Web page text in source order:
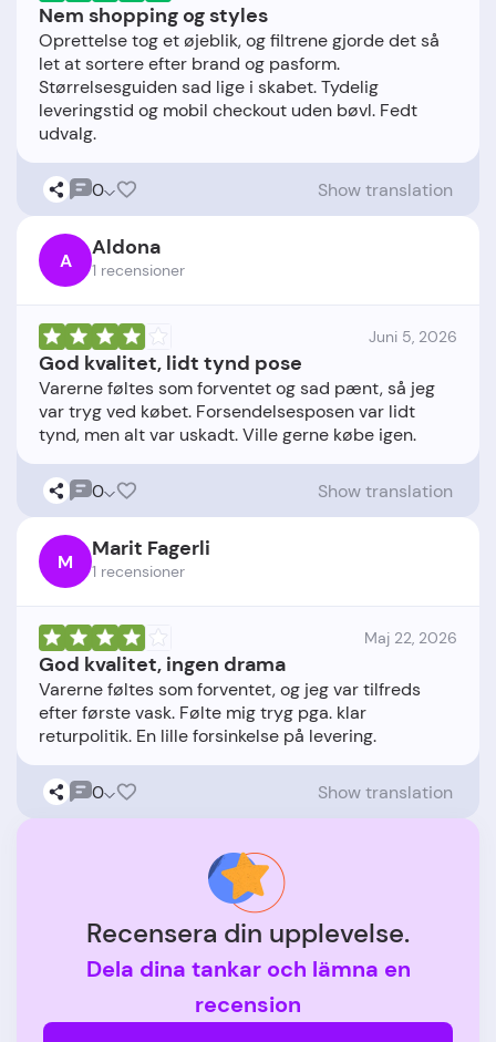
Nem shopping og styles
Oprettelse tog et øjeblik, og filtrene gjorde det så
let at sortere efter brand og pasform.
Størrelsesguiden sad lige i skabet. Tydelig
leveringstid og mobil checkout uden bøvl. Fedt
0 Show translation
A Aldona
1 recensioner
Juni 5, 2026
God kvalitet, lidt tynd pose
Varerne føltes som forventet og sad pænt, så jeg
var tryg ved købet. Forsendelsesposen var lidt
0 Show translation
M Marit Fagerli
1 recensioner
Maj 22, 2026
God kvalitet, ingen drama
Varerne føltes som forventet, og jeg var tilfreds
efter første vask. Følte mig tryg pga. klar
0 Show translation
Recensera din upplevelse.
Dela dina tankar och lämna en
recension